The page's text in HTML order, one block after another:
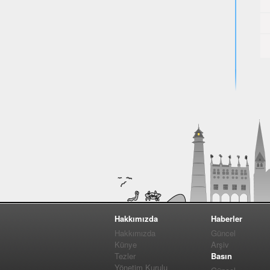
Hakkımızda
Hakkımızda
Künye
Tezler
Yönetim Kurulu
Haberler
Güncel
Arşiv
Basın